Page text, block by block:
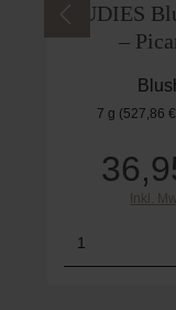
NUDIES
–
7 g (527,86
Inkl.
Produkt